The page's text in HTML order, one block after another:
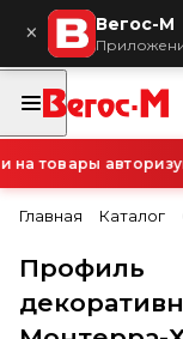
× Вегос-М
товары
Главная Каталог
Профиль